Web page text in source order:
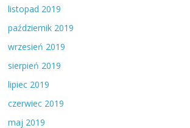
listopad 2019
październik 2019
wrzesień 2019
sierpień 2019
lipiec 2019
czerwiec 2019
maj 2019